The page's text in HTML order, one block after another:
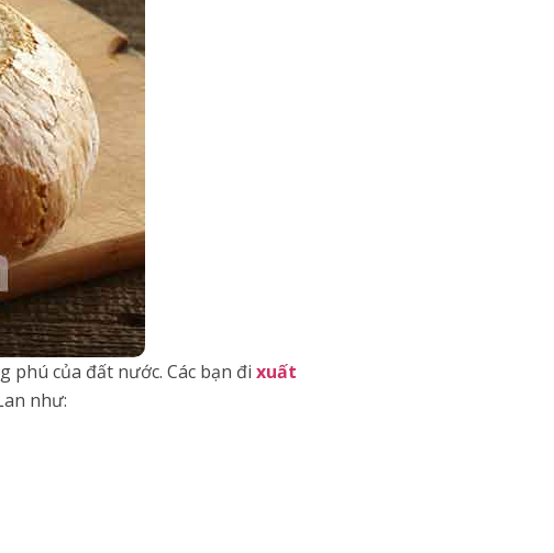
phú của đất nước. Các bạn đi xuất
như: